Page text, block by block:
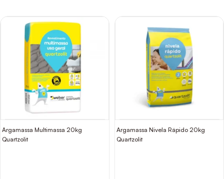
Argamassa Multimassa 20kg
Quartzolit
Argamassa Nivela Rápido 20kg
Quartzolit